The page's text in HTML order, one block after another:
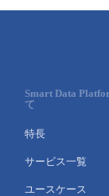
Smart Data
て
特長
サービス一覧
ユースケース